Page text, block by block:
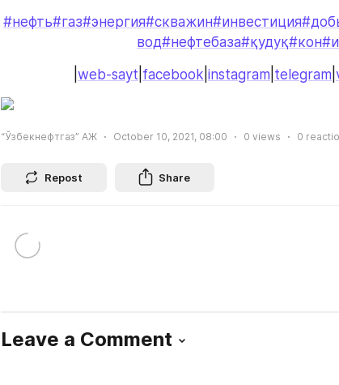
#нефть#газ#энергия#скважин#инвестиция
вод#нефтебаза#қудуқ#кон
web-sayt facebook instagram telegram
“Ўзбекнефтгаз” АЖ October 10, 2021, 08:00 0 views 0
Repost Share
Leave a Comment